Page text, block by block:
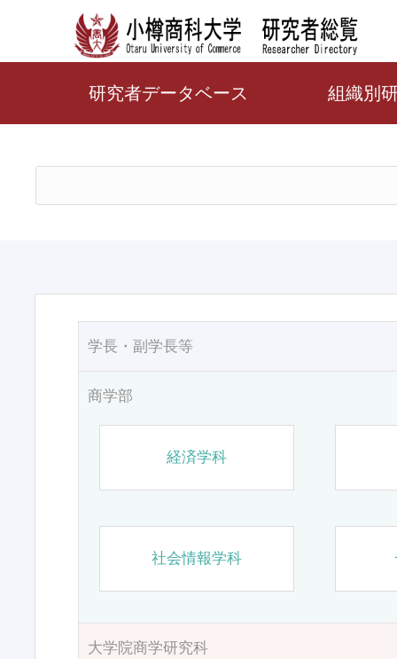
研究者データベース 組織別
学長・副学長等
商学部
経済学科
社会情報学科
大学院商学研究科